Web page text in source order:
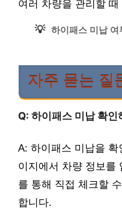
여러 차량을 관리할
💡 하이패스 미납 여
자주 묻는 질
Q: 하이패스 미납 확
A: 하이패스 미납을 확
이지에서 차량 정보를
를 통해 직접 체크할
합니다.